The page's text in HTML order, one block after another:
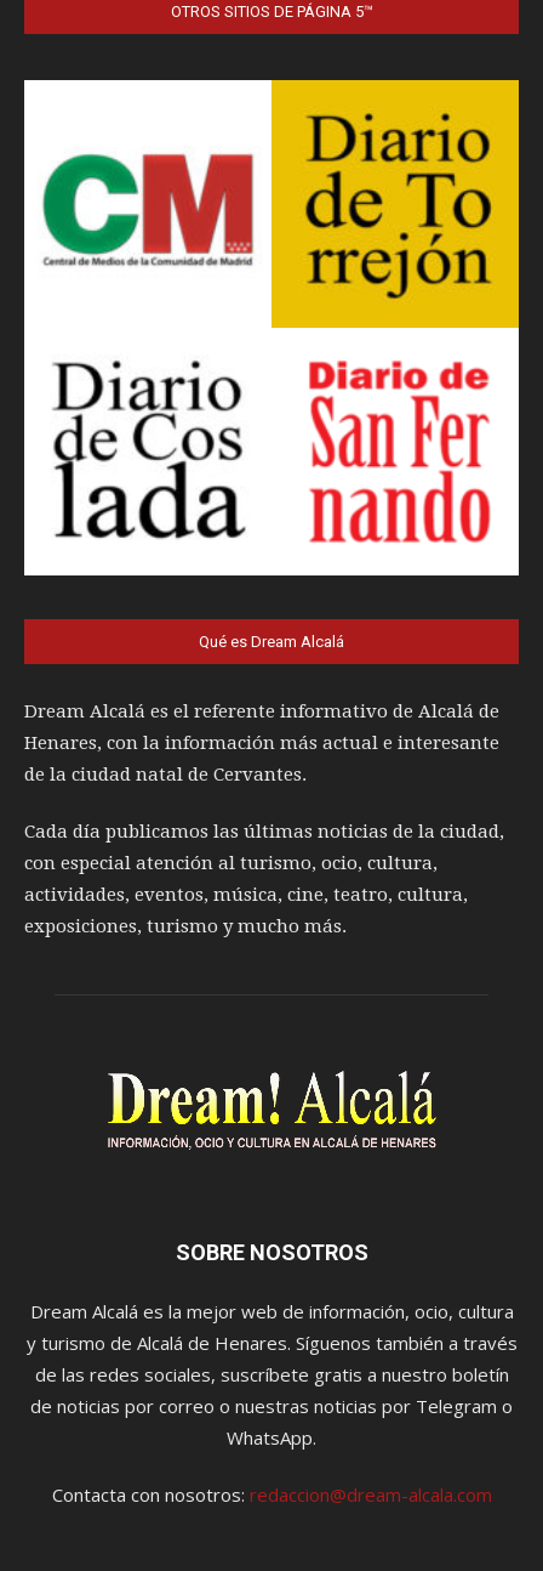
OTROS SITIOS DE PÁGINA 5™
Qué es Dream Alcalá
Dream Alcalá es el referente informativo de Alcalá de
Henares, con la información más actual e interesante
de la ciudad natal de Cervantes.
Cada día publicamos las últimas noticias de la ciudad,
con especial atención al turismo, ocio, cultura,
actividades, eventos, música, cine, teatro, cultura,
exposiciones, turismo y mucho más.
SOBRE NOSOTROS
Dream Alcalá es la mejor web de información, ocio, cultura
y turismo de Alcalá de Henares. Síguenos también a través
de las redes sociales, suscríbete gratis a nuestro boletín
de noticias por correo o nuestras noticias por Telegram o
WhatsApp.
Contacta con nosotros: redaccion@dream-alcala.com